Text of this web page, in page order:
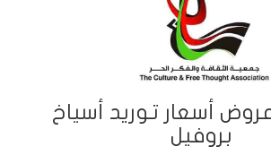
أسعار توريد أسياخ
بروفيل